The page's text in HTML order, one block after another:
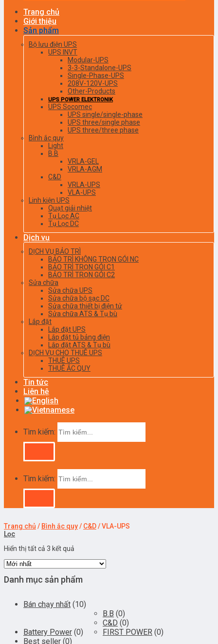
Trang chủ
Giới thiệu
Sản phẩm
Bộ lưu điện UPS
UPS INVT
Modular-UPS
3-3-Standalone-UPS
Single-Phase-UPS
208V-120V-UPS
Other-Products
UPS POWER ELEKTRONIK
UPS Socomec
UPS single/single-phase
UPS three/single phase
UPS three/three phase
Bình ắc quy
Light
B.B
VRLA-GEL
VRLA-AGM
C&D
VRLA-UPS
VLA-UPS
Linh kiện UPS
Quạt giải nhiệt
Tụ Lọc AC
Tụ Lọc DC
Dịch vụ
DỊCH VỤ BẢO TRÌ
BẢO TRÌ KHÔNG TRỌN GÓI NC
BẢO TRÌ TRỌN GÓI C1
BẢO TRÌ TRỌN GÓI C2
Sửa chữa
Sửa chữa UPS
Sửa chữa bộ sạc DC
Sửa chữa thiết bị điện tử
Sửa chữa ATS & Tụ bù
Lắp đặt
Lắp đặt UPS
Lắp đặt tủ bảng điện
Lắp đặt ATS & Tụ bù
DỊCH VỤ CHO THUÊ UPS
THUÊ UPS
THUÊ ẮC QUY
Tin tức
Liên hệ
Tìm kiếm:
Tìm kiếm:
Trang chủ / Bình ắc quy/ C&D/VLA-UPS
Lọc
Hiển thị tất cả 3 kết quả
Danh mục sản phẩm
Bán chạy nhất (10)
Battery Power (0)
B.B (0)
C&D (0)
FIRST POWER (0)
Best seller (0)